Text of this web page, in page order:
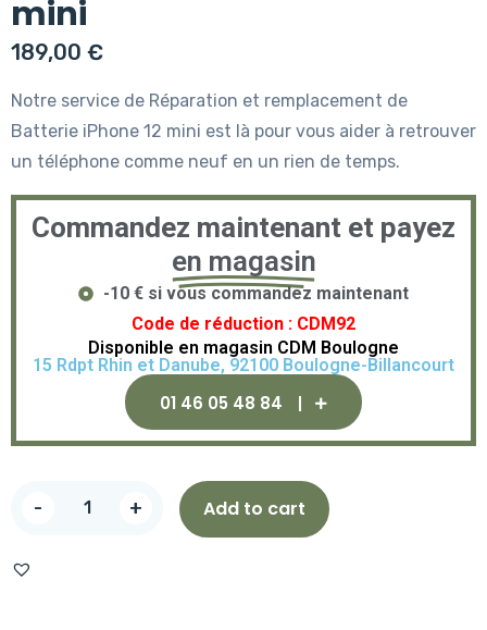
mini
189,00 €
Notre service de Réparation et remplacement de
Batterie iPhone 12 mini est là pour vous aider à retrouver
un téléphone comme neuf en un rien de temps.
Commandez maintenant et payez
en magasin
-10 € si vous commandez maintenant
Code de réduction : CDM92
Disponible en magasin CDM Boulogne
15 Rdpt Rhin et Danube, 92100 Boulogne-Billancourt
01 46 05 48 84
- + Add to cart